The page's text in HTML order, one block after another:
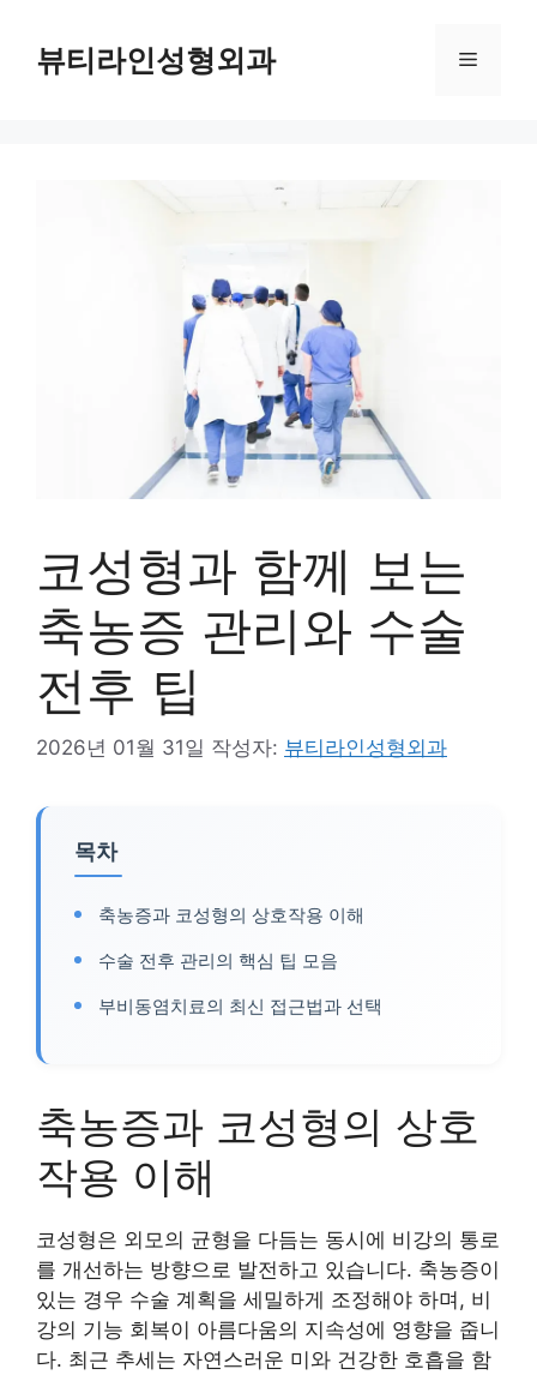
뷰티라인성형외과 메
코성형과 함께 보는
축농증 관리와 수술
전후 팁
2026년 01월 31일 작성자: 뷰티라인성형외과
목차
축농증과 코성형의 상호작용 이해
수술 전후 관리의 핵심 팁 모음
부비동염치료의 최신 접근법과 선택
축농증과 코성형의 상호
작용 이해
코성형은 외모의 균형을 다듬는 동시에 비강의 통로
를 개선하는 방향으로 발전하고 있습니다. 축농증이
있는 경우 수술 계획을 세밀하게 조정해야 하며, 비
강의 기능 회복이 아름다움의 지속성에 영향을 줍니
다. 최근 추세는 자연스러운 미와 건강한 호흡을 함